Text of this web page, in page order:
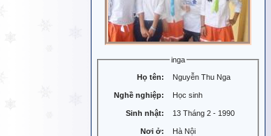
inga
Họ tên: Nguyễn Thu Nga
Nghề nghiệp: Học sinh
Sinh nhật: 13 Tháng 2 - 1990
Nơi ở: Hà Nội